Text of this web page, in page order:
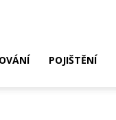
POJIŠTĚNÍ